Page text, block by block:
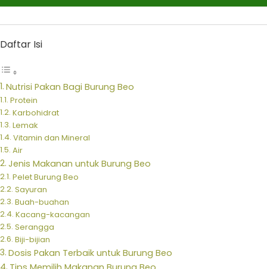
Daftar Isi
Nutrisi Pakan Bagi Burung Beo
Protein
Karbohidrat
Lemak
Vitamin dan Mineral
Air
Jenis Makanan untuk Burung Beo
Pelet Burung Beo
Sayuran
Buah-buahan
Kacang-kacangan
Serangga
Biji-bijian
Dosis Pakan Terbaik untuk Burung Beo